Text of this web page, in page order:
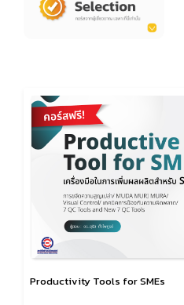
Productivity Tools for SMEs